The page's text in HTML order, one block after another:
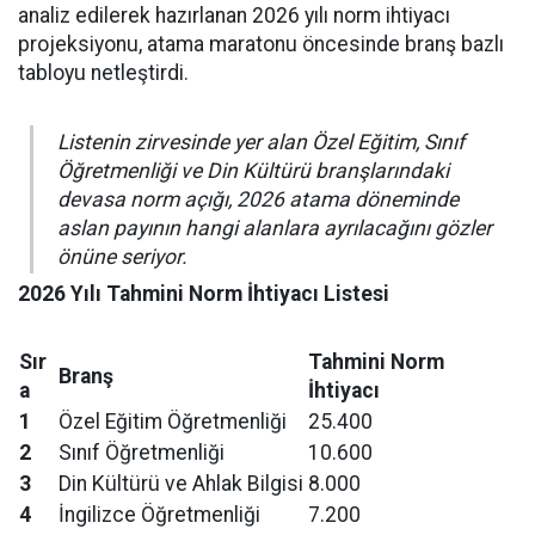
analiz edilerek hazırlanan 2026 yılı norm ihtiyacı
projeksiyonu, atama maratonu öncesinde branş bazlı
tabloyu netleştirdi.
Listenin zirvesinde yer alan Özel Eğitim, Sınıf
Öğretmenliği ve Din Kültürü branşlarındaki
devasa norm açığı, 2026 atama döneminde
aslan payının hangi alanlara ayrılacağını gözler
önüne seriyor.
2026 Yılı Tahmini Norm İhtiyacı Listesi
Sır
a
Branş
Tahmini Norm
İhtiyacı
1
Özel Eğitim Öğretmenliği
25.400
2
Sınıf Öğretmenliği
10.600
3
Din Kültürü ve Ahlak Bilgisi 8.000
4
İngilizce Öğretmenliği
7.200